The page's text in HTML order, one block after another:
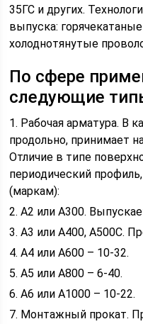
35ГС и других.
выпуска:
холоднотянутые
По сфере
следующие
1. Рабочая арматура. В
продольно, принимает
Отличие в типе
периодический
(маркам):
2. A2 или А300.
3. A3 или А400, А500С.
4. A4 или А600 – 10-32.
5. А5 или А800 – 6-40.
6. A6 или А1000 – 10-22.
7. Монтажный прокат.